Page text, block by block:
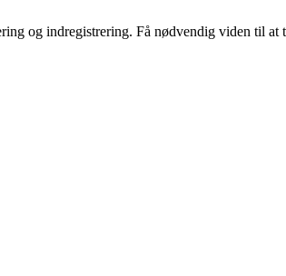
og indregistrering. Få nødvendig viden til